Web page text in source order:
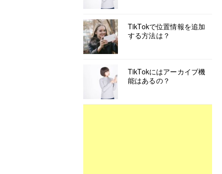
TikTokで位置情報を追加
する方法は？
TikTokにはアーカイブ機
能はあるの？